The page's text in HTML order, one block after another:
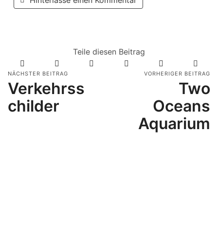
Teile diesen Beitrag
NÄCHSTER BEITRAG
Verkehrss
childer
VORHERIGER BEITRAG
Two
Oceans
Aquarium